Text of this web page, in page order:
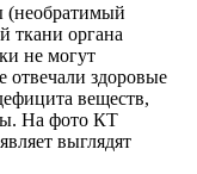
(необратимый
ткани органа
не могут
отвечали здоровые
веществ,
На фото КТ
выглядят